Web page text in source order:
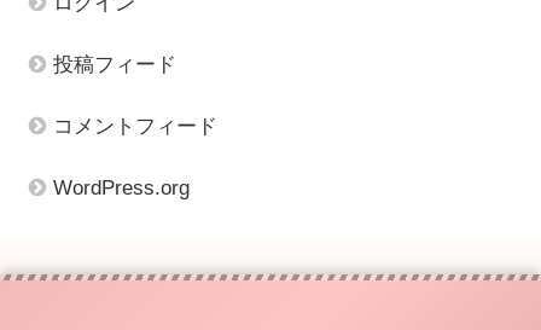
投稿フィード
コメントフィード
WordPress.org